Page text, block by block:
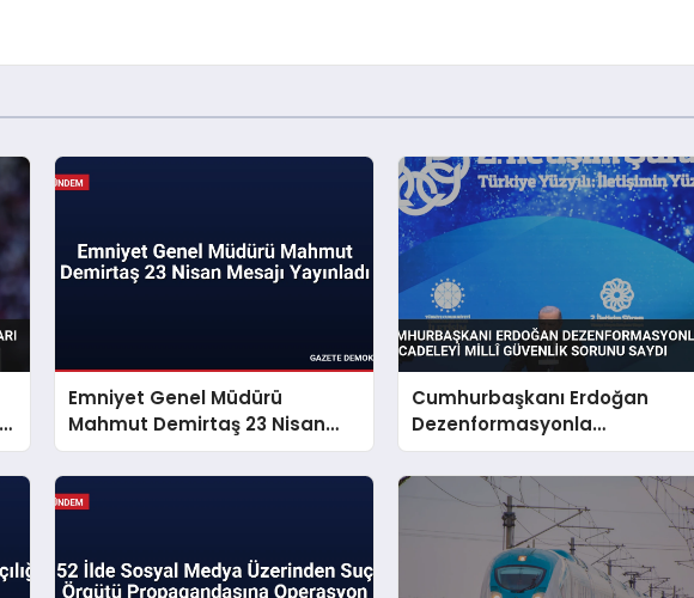
Emniyet Genel Müdürü
Mahmut Demirtaş 23 Nisan
Mesajı Yayınladı
Cumhurbaşkanı Erdoğan
Dezenformasyonla
Mücadeleyi Millî Güvenlik
Sorunu Saydı